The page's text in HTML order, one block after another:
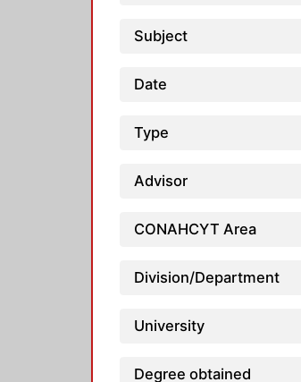
Subject
Date
Type
Advisor
CONAHCYT Area
Division/Department
University
Degree obtained